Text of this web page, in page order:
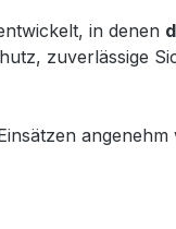
in denen
zuverlässige